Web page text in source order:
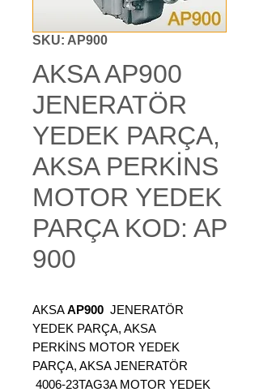
SKU: AP900
AKSA AP900
JENERATÖR
YEDEK PARÇA,
AKSA PERKİNS
MOTOR YEDEK
PARÇA KOD: AP
900
AKSAAP900 JENERATÖR
YEDEK PARÇA, AKSA
PERKİNS MOTOR YEDEK
PARÇA, AKSA JENERATÖR
4006-23TAG3A MOTOR YEDEK